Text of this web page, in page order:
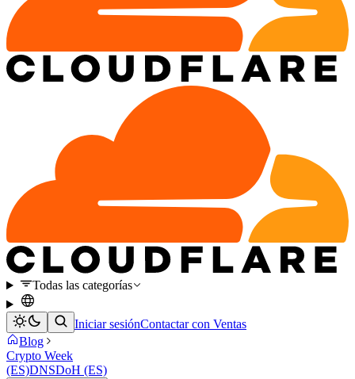
Todas las categorías
Iniciar sesiónContactar con Ventas
Blog
Crypto Week
(ES)DNSDoH (ES)